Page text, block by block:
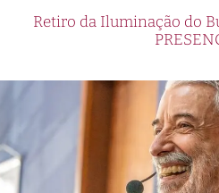
Retiro da Iluminação do